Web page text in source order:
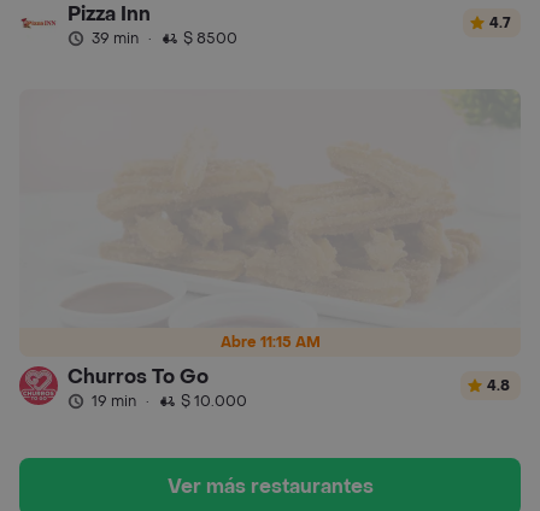
Pizza Inn
39 min · $ 8500
4.7
Abre 11:15 AM
Churros To Go
19 min · $ 10.000
4.8
Ver más restaurantes